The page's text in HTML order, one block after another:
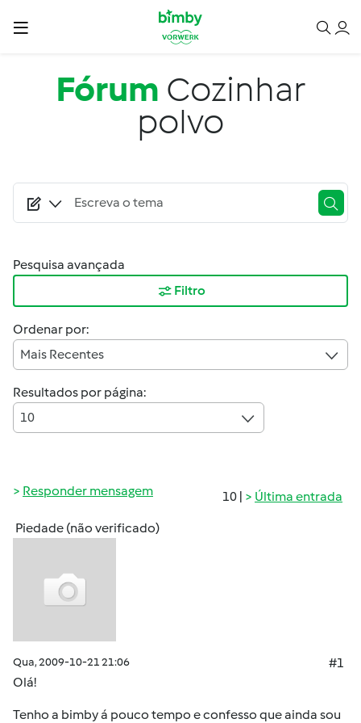
Passar para o conteúdo principal
Fórum Cozinhar
polvo
Pesquisa avançada
Filtro
Ordenar por:
Mais Recentes
Resultados por página:
10
10 | Última entrada
Responder mensagem
Piedade (não verificado)
Qua, 2009-10-21 21:06
#1
Olá!
Tenho a bimby á pouco tempo e confesso que ainda sou